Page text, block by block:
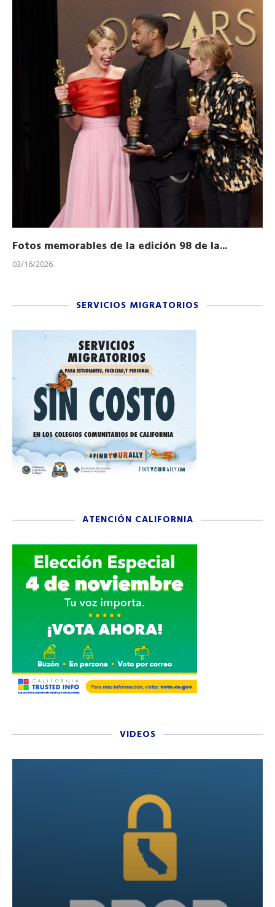
Fotos memorables de la edición 98 de la...
03/16/2026
SERVICIOS MIGRATORIOS
ATENCIÓN CALIFORNIA
VIDEOS